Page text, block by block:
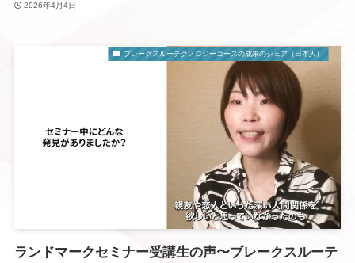
2026年4月4日
ブレークスルーテクノロジーコースの成果のシェア（日本人）
ランドマークセミナー受講生の声〜ブレークスルーテ